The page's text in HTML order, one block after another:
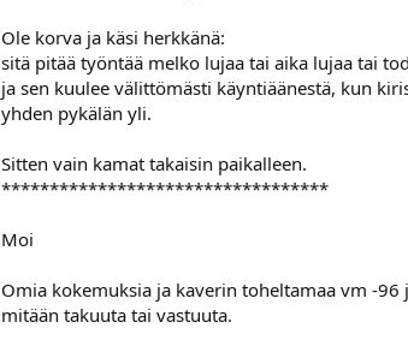
Ole korva ja käsi herkkänä:
sitä pitää työntää melko lujaa tai aika lujaa tai
ja sen kuulee välittömästi käyntiäänestä, kun
yhden pykälän yli.
Sitten vain kamat takaisin paikalleen.
**********************************
Moi
Omia kokemuksia ja kaverin toheltamaa vm -96
mitään takuuta tai vastuuta.